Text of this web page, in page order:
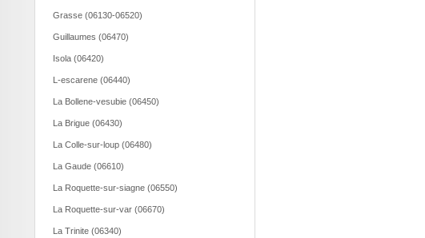
Grasse (06130-06520)
Guillaumes (06470)
Isola (06420)
L-escarene (06440)
La Bollene-vesubie (06450)
La Brigue (06430)
La Colle-sur-loup (06480)
La Gaude (06610)
La Roquette-sur-siagne (06550)
La Roquette-sur-var (06670)
La Trinite (06340)